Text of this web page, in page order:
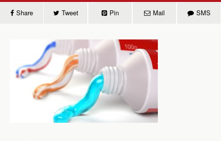
Share Tweet Pin Mail SMS